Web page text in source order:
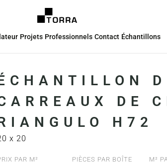
Projets Professionnels Contact Échantillons
DE
H72
x 20
PAR M² PIÈCES PAR BOÎTE M²